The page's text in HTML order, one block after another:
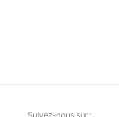
Ce produit a plusieurs variations. Les